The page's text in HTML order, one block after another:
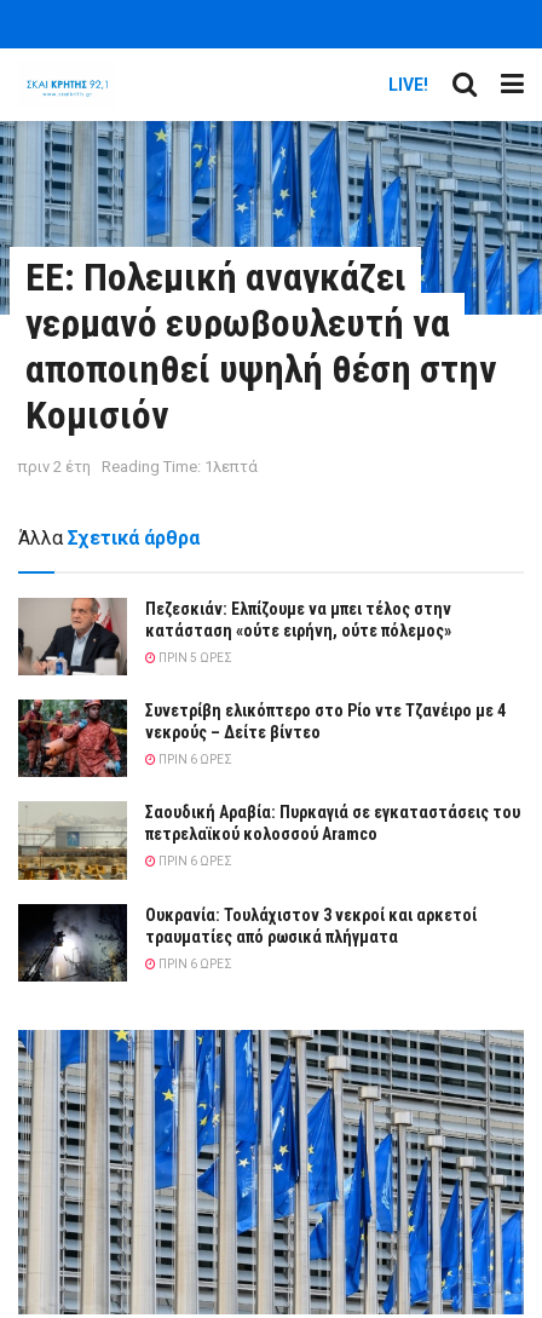
LIVE!
ΕΕ: Πολεμική αναγκάζει
γερμανό ευρωβουλευτή να
αποποιηθεί υψηλή θέση στην
Κομισιόν
πριν 2 έτη Reading Time: 1λεπτά
Άλλα Σχετικά άρθρα
Πεζεσκιάν: Ελπίζουμε να μπει τέλος στην
κατάσταση «ούτε ειρήνη, ούτε πόλεμος»
ΠΡΙΝ 5 ΏΡΕΣ
Συνετρίβη ελικόπτερο στο Ρίο ντε Τζανέιρο με 4
νεκρούς – Δείτε βίντεο
ΠΡΙΝ 6 ΏΡΕΣ
Σαουδική Αραβία: Πυρκαγιά σε εγκαταστάσεις του
πετρελαϊκού κολοσσού Aramco
ΠΡΙΝ 6 ΏΡΕΣ
Ουκρανία: Τουλάχιστον 3 νεκροί και αρκετοί
τραυματίες από ρωσικά πλήγματα
ΠΡΙΝ 6 ΏΡΕΣ